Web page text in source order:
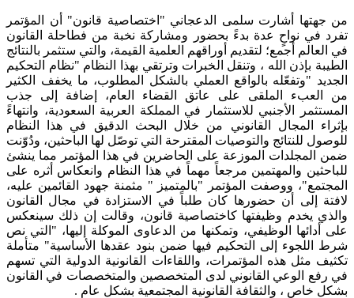
من جهتها أشارت سلمى الدعجاني "اختصاصية قانون" أن المؤتمر
تفرد في نواحٍ عدة بدءً بحضور ومشاركة نخبة من فطاحلة القانون
في العالم أجمع؛ لتقديم أوراقهم العلمية القيمة، والتي ستثمر بالنتائج
الطيبة بإذن الله ، وتنقل الخبرات وترتقي بهذا النظام "نظام التحكيم
الجديد "وتفعّله بالواقع العملي بالشكل المطلوب، ما يخفف الكثير
من العبء الملقى على عاتق القضاء العام، إضافة إلى جذب
المستثمر الأجنبي للاستثمار في المملكة العربية السعودية، وانتهاءً
بإثراء المجال القانوني من خلال البحث الدقيق في هذا النظام
للوصول للنتائج والتوصيات المقترحة التي توصّل لها الباحثين، ودُوّنت
ضمن المجلدات الموزعة على الحاضرين في هذا المؤتمر مما ينشئ
للباحثين والمهتمين مرجعاً مهماً في هذا النظام وانعكاس أثره على
المجتمع"، ووصفت المؤتمر "بالمتميز " مثمنة جهود القائمين عليه،
لافتة إلى أن حضورها كان طلباً في الاستزادة في مجال القانون
والذي يخدم وظيفتها كاختصاصية قانون، وقالت إن ذلك سينعكس
على أدائها الوظيفي، وتمكنها من الدعاوى الموكلة إليها، "التي نص
شرط اللجوء إلى التحكيم فيها ضمن بنود عقدها الأساسية" متأملة
تكثيف مثل هذه المؤتمرات، واللقاءات القانونية الدولية التي تسهم
في رفع الوعي القانوني لدى المتخصصين والمتخصصات في القانون
بشكل خاص ، والثقافة القانونية المجتمعية بشكل عام .